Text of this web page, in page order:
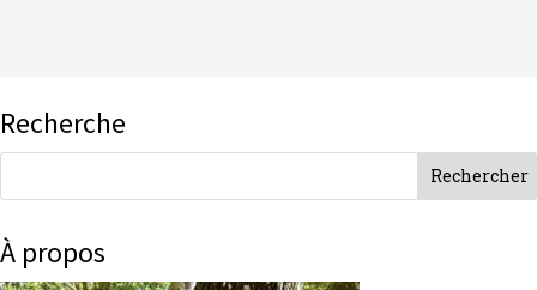
Recherche
À propos